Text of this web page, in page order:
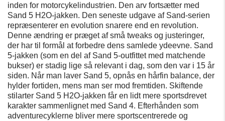
inden for motorcykelindustrien. Den arv fortsætter med
Sand 5 H2O-jakken. Den seneste udgave af Sand-serien
repræsenterer en evolution snarere end en revolution.
Denne ændring er præget af små tweaks og justeringer,
der har til formål at forbedre dens samlede ydeevne. Sand
5-jakken (som en del af Sand 5-outfittet med matchende
bukser) er stadig lige så relevant i dag, som den var i 15 år
siden. Når man laver Sand 5, opnås en hårfin balance, der
hylder fortiden, mens man ser mod fremtiden. Skiftende
stilarter Sand 5 H2O-jakken får en lidt mere sportsdrevet
karakter sammenlignet med Sand 4. Efterhånden som
adventurecyklerne bliver mere sportscentrerede og